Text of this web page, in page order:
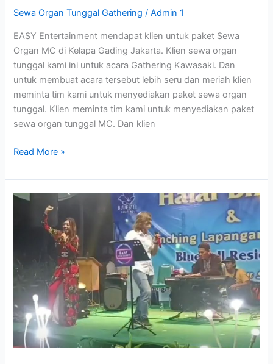
Sewa Organ Tunggal Gathering /Admin 1
EASY Entertainment mendapat klien untuk paket Sewa
Organ MC di Kelapa Gading Jakarta. Klien sewa organ
tunggal kami ini untuk acara Gathering Kawasaki. Dan
untuk membuat acara tersebut lebih seru dan meriah klien
meminta tim kami untuk menyediakan paket sewa organ
tunggal. Klien meminta tim kami untuk menyediakan paket
sewa organ tunggal MC. Dan klien
Read More »
Sewa
Tunggal
Warga
Summarecon
Bekasi